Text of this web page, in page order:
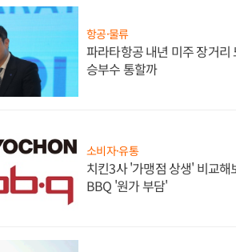
항공·물류
파라타항공 내년 미주 장거
승부수 통할까
소비자·유통
치킨3사 '가맹점 상생' 비교해
BBQ '원가 부담'